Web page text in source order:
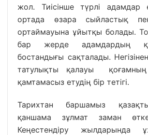
жол. Тиісінше түрлі адамдар
ортада өзара сыйластық
ортаймауына ұйытқы болады.
бар жерде адамдардың
бостандығы сақталады.
татулықты қалауы қоғамның
қамтамасыз етудің бір тетігі.
Тарихтан баршамыз
қаншама зұлмат заман
Кеңестендіру жылдарында